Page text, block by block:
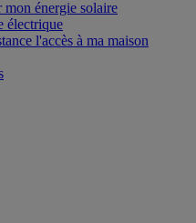
énergie solaire
électrique
l'accès à ma maison